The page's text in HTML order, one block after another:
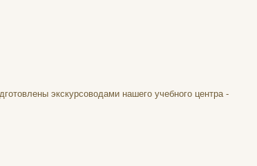
экскурсоводами нашего учебного центра -